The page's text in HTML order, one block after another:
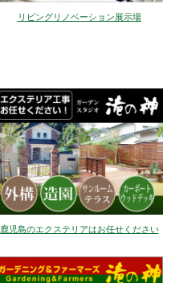
リビングリノベーション展示場
鹿児島のエクステリアはお任せください